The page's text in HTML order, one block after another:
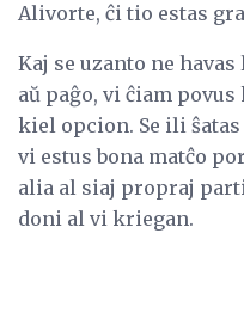
Alivorte, ĉi tio estas
Kaj se uzanto ne
aŭ paĝo, vi ĉiam
kiel opcion. Se ili
vi estus bona matĉo
alia al siaj propraj
doni al vi kriegan.